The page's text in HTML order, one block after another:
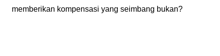
memberikan kompensasi yang seimbang bukan?